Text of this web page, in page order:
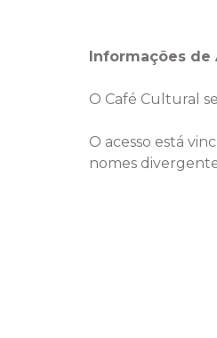
Informações de
O Café Cultural
O acesso está
nomes